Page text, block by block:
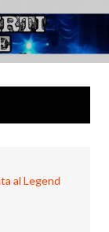
Distorti
al Legend